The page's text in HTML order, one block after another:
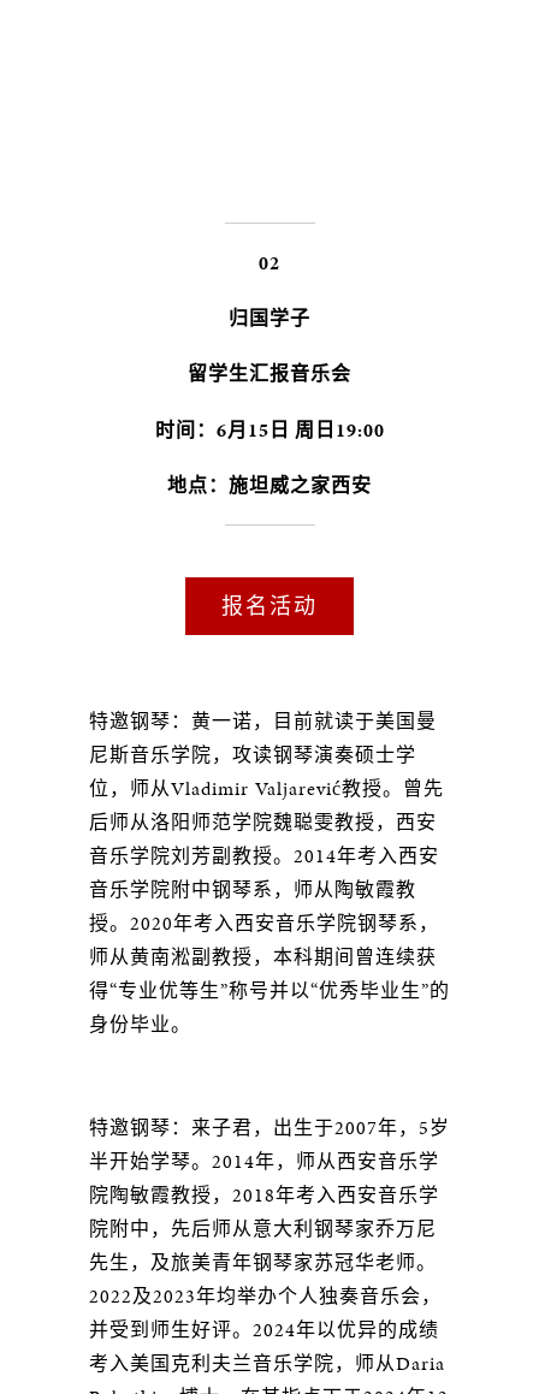
02
归国学子
留学生汇报音乐会
时间：6月15日 周日19:00
地点：施坦威之家西安
报名活动
特邀钢琴：黄一诺，目前就读于美国曼
尼斯音乐学院，攻读钢琴演奏硕士学
位，师从Vladimir Valjarević教授。曾先
后师从洛阳师范学院魏聪雯教授，西安
音乐学院刘芳副教授。2014年考入西安
音乐学院附中钢琴系，师从陶敏霞教
授。2020年考入西安音乐学院钢琴系，
师从黄南淞副教授，本科期间曾连续获
得“专业优等生”称号并以“优秀毕业生”的
身份毕业。
特邀钢琴：来子君，出生于2007年，5岁
半开始学琴。2014年，师从西安音乐学
院陶敏霞教授，2018年考入西安音乐学
院附中，先后师从意大利钢琴家乔万尼
先生，及旅美青年钢琴家苏冠华老师。
2022及2023年均举办个人独奏音乐会，
并受到师生好评。2024年以优异的成绩
考入美国克利夫兰音乐学院，师从Daria